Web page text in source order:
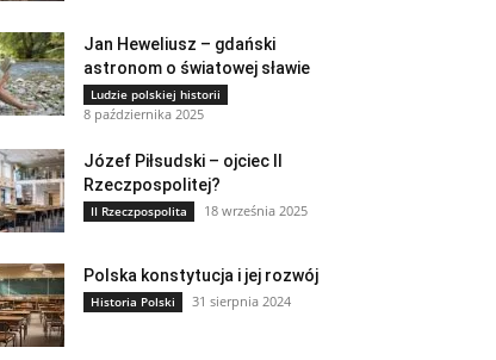
Jan Heweliusz – gdański
astronom o światowej sławie
Ludzie polskiej historii
8 października 2025
Józef Piłsudski – ojciec II
Rzeczpospolitej?
II Rzeczpospolita 18 września 2025
Polska konstytucja i jej rozwój
Historia Polski 31 sierpnia 2024